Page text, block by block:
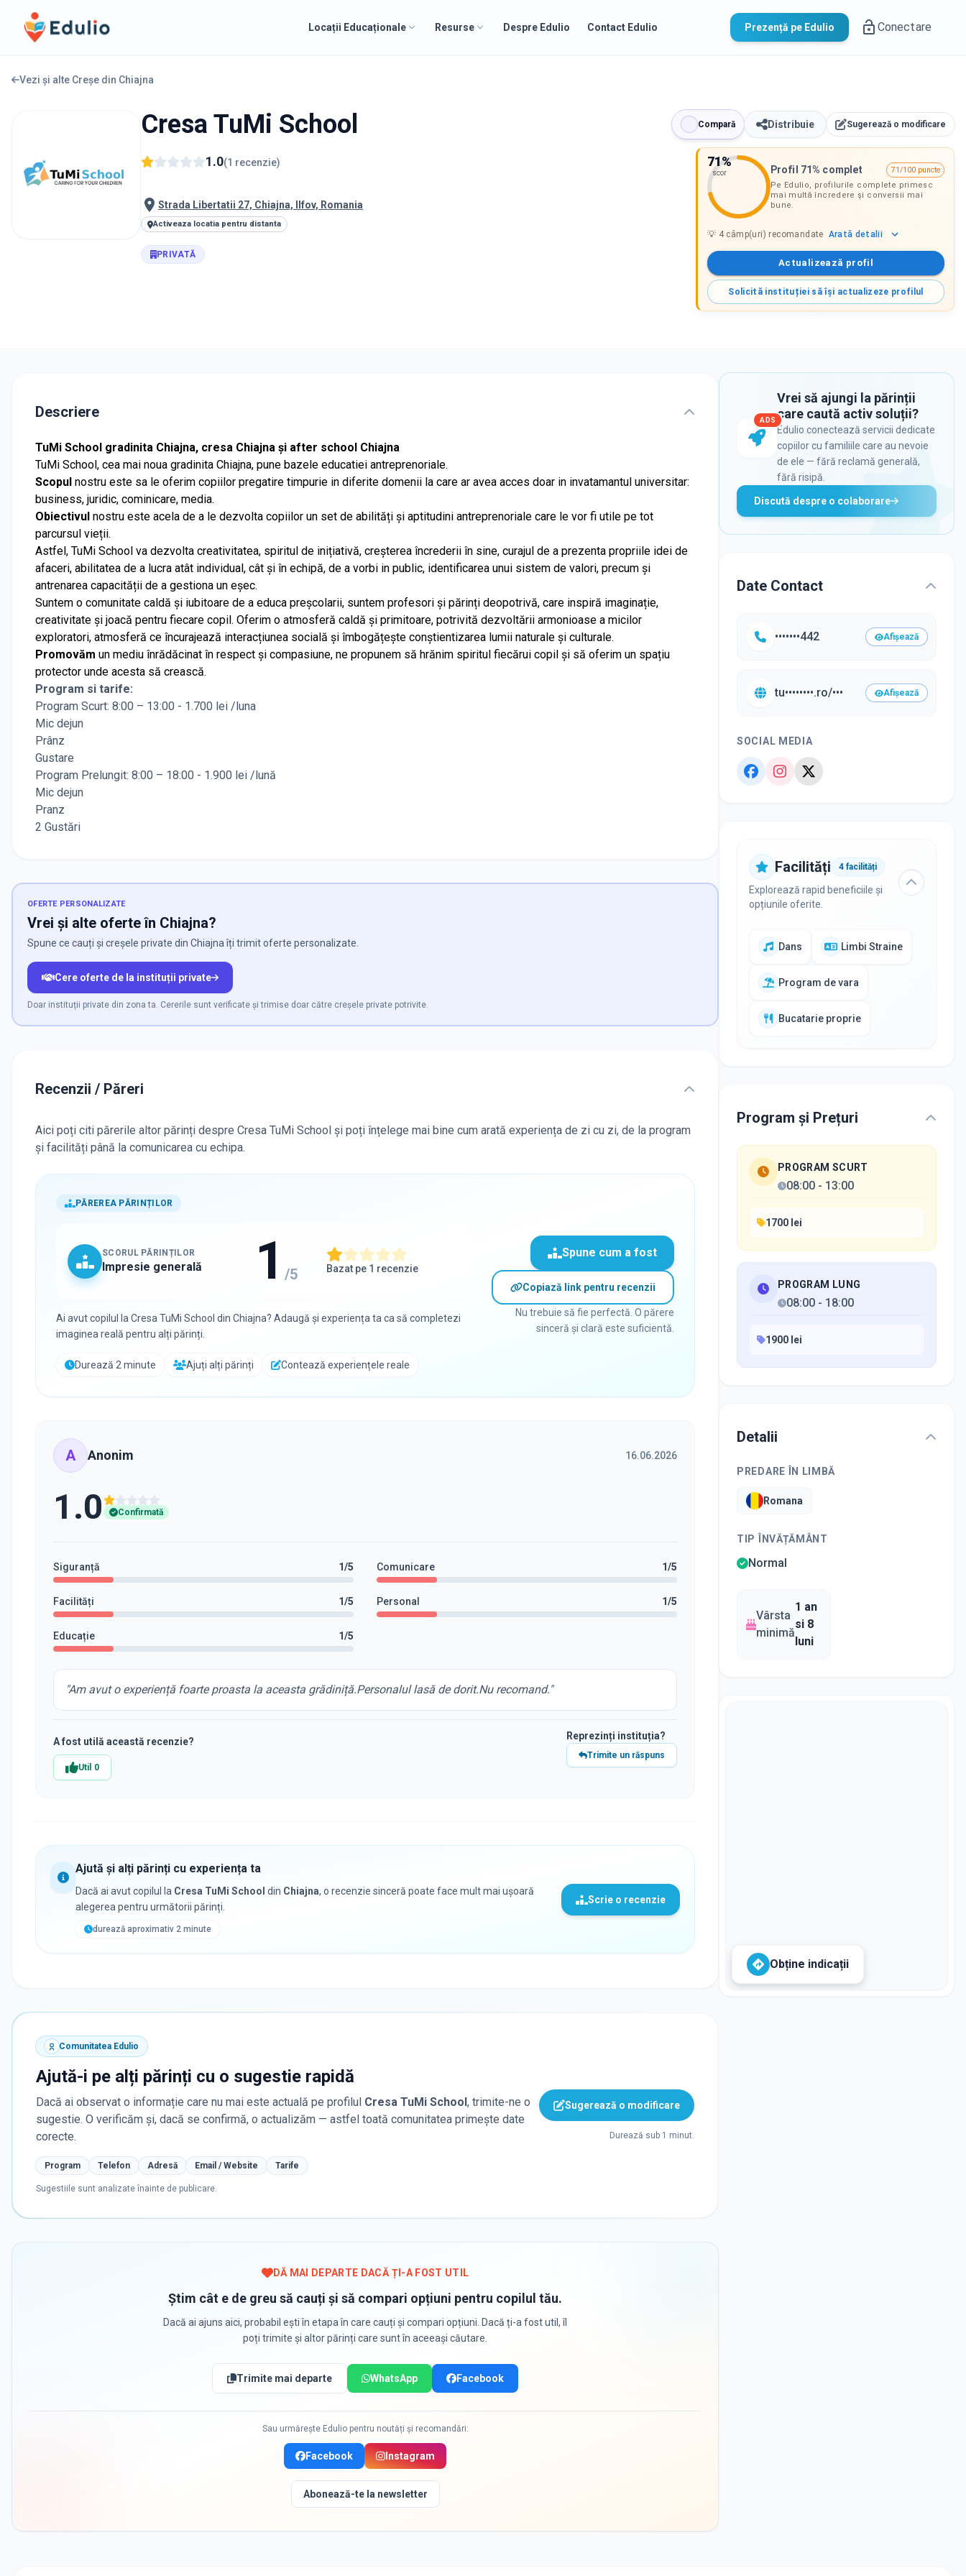
Edulio
Locații Educaționale Resurse Despre Edulio Contact Edulio Prezență pe Edulio Conectare
Vezi și alte Creșe din Chiajna
Cresa TuMi School Compară Distribuie Sugerează o modificare
1.0(1 recenzie)
Strada Libertatii 27, Chiajna, Ilfov, Romania
Activeaza locatia pentru distanta
PRIVATĂ
71%
scor Profil 71% complet
71/100 puncte
Pe Edulio, profilurile complete primesc
mai multă încredere și conversii mai
bune.
💡 4 câmp(uri) recomandate Arată detalii
Actualizează profil
Solicită instituției să își actualizeze profilul
Descriere
TuMi School gradinita Chiajna, cresa Chiajna și after school Chiajna
TuMi School, cea mai noua gradinita Chiajna, pune bazele educatiei antreprenoriale.
Scopul nostru este sa le oferim copiilor pregatire timpurie in diferite domenii la care ar avea acces doar in invatamantul universitar:
business, juridic, cominicare, media.
Obiectivul nostru este acela de a le dezvolta copiilor un set de abilități și aptitudini antreprenoriale care le vor fi utile pe tot
parcursul vieții.
Astfel, TuMi School va dezvolta creativitatea, spiritul de inițiativă, creșterea încrederii în sine, curajul de a prezenta propriile idei de
afaceri, abilitatea de a lucra atât individual, cât și în echipă, de a vorbi in public, identificarea unui sistem de valori, precum și
antrenarea capacității de a gestiona un eșec.
Suntem o comunitate caldă și iubitoare de a educa preșcolarii, suntem profesori și părinți deopotrivă, care inspiră imaginație,
creativitate și joacă pentru fiecare copil. Oferim o atmosferă caldă și primitoare, potrivită dezvoltării armonioase a micilor
exploratori, atmosferă ce încurajează interacțiunea socială și îmbogățește conștientizarea lumii naturale și culturale.
Promovăm un mediu înrădăcinat în respect și compasiune, ne propunem să hrănim spiritul fiecărui copil și să oferim un spațiu
protector unde acesta să crească.
Program si tarife:
Program Scurt: 8:00 – 13:00 - 1.700 lei /luna
Mic dejun
Prânz
Gustare
Program Prelungit: 8:00 – 18:00 - 1.900 lei /lună
Mic dejun
Pranz
2 Gustări
OFERTE PERSONALIZATE
Vrei și alte oferte în Chiajna?
Spune ce cauți și creșele private din Chiajna îți trimit oferte personalizate.
Cere oferte de la instituții private
Doar instituții private din zona ta. Cererile sunt verificate și trimise doar către creșele private potrivite.
Recenzii / Păreri
Aici poți citi părerile altor părinți despre Cresa TuMi School și poți înțelege mai bine cum arată experiența de zi cu zi, de la program
și facilități până la comunicarea cu echipa.
PĂREREA PĂRINȚILOR
SCORUL PĂRINȚILOR
Impresie generală 1 /5 Bazat pe 1 recenzie
Ai avut copilul la Cresa TuMi School din Chiajna? Adaugă și experiența ta ca să completezi
imaginea reală pentru alți părinți.
Durează 2 minute Ajuți alți părinți Contează experiențele reale
Spune cum a fost
Copiază link pentru recenzii
Nu trebuie să fie perfectă. O părere
sinceră și clară este suficientă.
A Anonim 16.06.2026
1.0 Confirmată
Siguranță 1/5 Comunicare 1/5
Facilități 1/5 Personal 1/5
Educație 1/5
"Am avut o experiență foarte proasta la aceasta grădiniță.Personalul lasă de dorit.Nu recomand."
A fost utilă această recenzie?
Util 0
Reprezinți instituția?
Trimite un răspuns
Ajută și alți părinți cu experiența ta
Dacă ai avut copilul la Cresa TuMi School din Chiajna, o recenzie sinceră poate face mult mai ușoară
alegerea pentru următorii părinți.
durează aproximativ 2 minute
Scrie o recenzie
Comunitatea Edulio
Ajută-i pe alți părinți cu o sugestie rapidă
Dacă ai observat o informație care nu mai este actuală pe profilul Cresa TuMi School , trimite-ne o
sugestie. O verificăm și, dacă se confirmă, o actualizăm — astfel toată comunitatea primește date
corecte.
Program Telefon Adresă Email / Website Tarife
Sugestiile sunt analizate înainte de publicare.
Sugerează o modificare
Durează sub 1 minut.
DĂ MAI DEPARTE DACĂ ȚI-A FOST UTIL
Știm cât e de greu să cauți și să compari opțiuni pentru copilul tău.
Dacă ai ajuns aici, probabil ești în etapa în care cauți și compari opțiuni. Dacă ți-a fost util, îl
poți trimite și altor părinți care sunt în aceeași căutare.
Trimite mai departe WhatsApp Facebook
Sau urmărește Edulio pentru noutăți și recomandări:
Facebook Instagram
Abonează-te la newsletter
ADS
Vrei să ajungi la părinții
care caută activ soluții?
Edulio conectează servicii dedicate
copiilor cu familiile care au nevoie
de ele — fără reclamă generală,
fără risipă.
Discută despre o colaborare
Date Contact
•••••••442 Afișează
tu••••••••.ro/••• Afișează
SOCIAL MEDIA
Facilități 4 facilități
Explorează rapid beneficiile și
opțiunile oferite.
Dans Limbi Straine
Program de vara
Bucatarie proprie
Program și Prețuri
PROGRAM SCURT
08:00 - 13:00
1700 lei
PROGRAM LUNG
08:00 - 18:00
1900 lei
Detalii
PREDARE ÎN LIMBĂ
Romana
TIP ÎNVĂȚĂMÂNT
Normal
Vârsta
minimă
1 an
si 8
luni
Obține indicații